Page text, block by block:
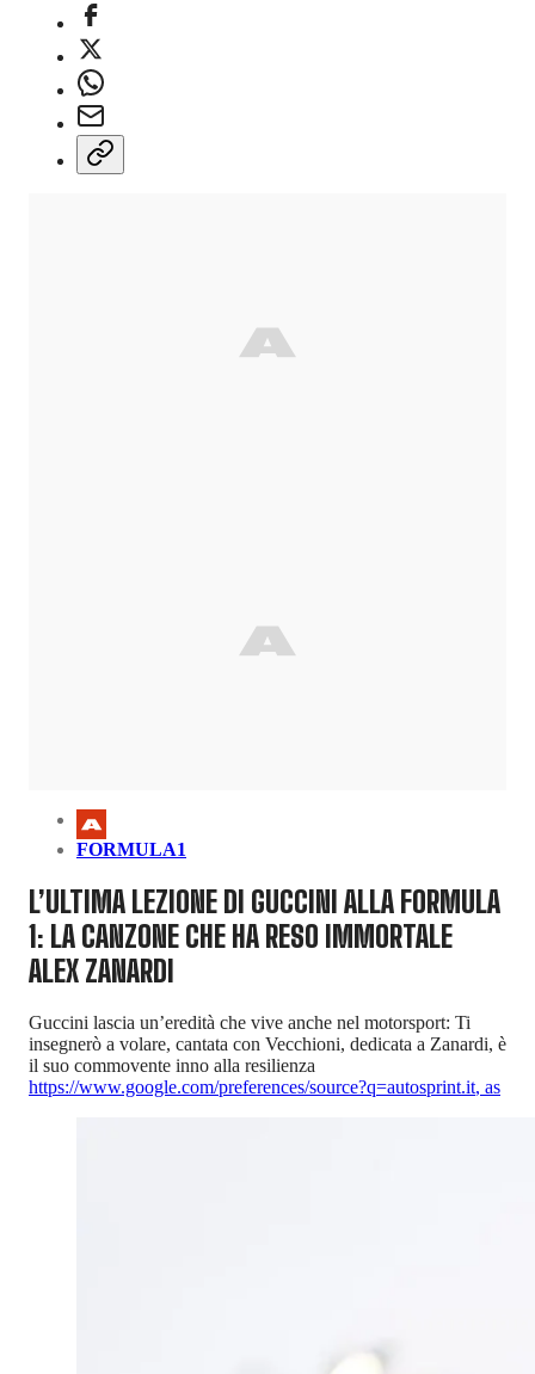
FORMULA1
L’ULTIMA LEZIONE DI GUCCINI ALLA FORMULA
1: LA CANZONE CHE HA RESO IMMORTALE
ALEX ZANARDI
Guccini lascia un’eredità che vive anche nel motorsport: Ti
insegnerò a volare, cantata con Vecchioni, dedicata a Zanardi, è
il suo commovente inno alla resilienza
https://www.google.com/preferences/source?q=autosprint.it, as